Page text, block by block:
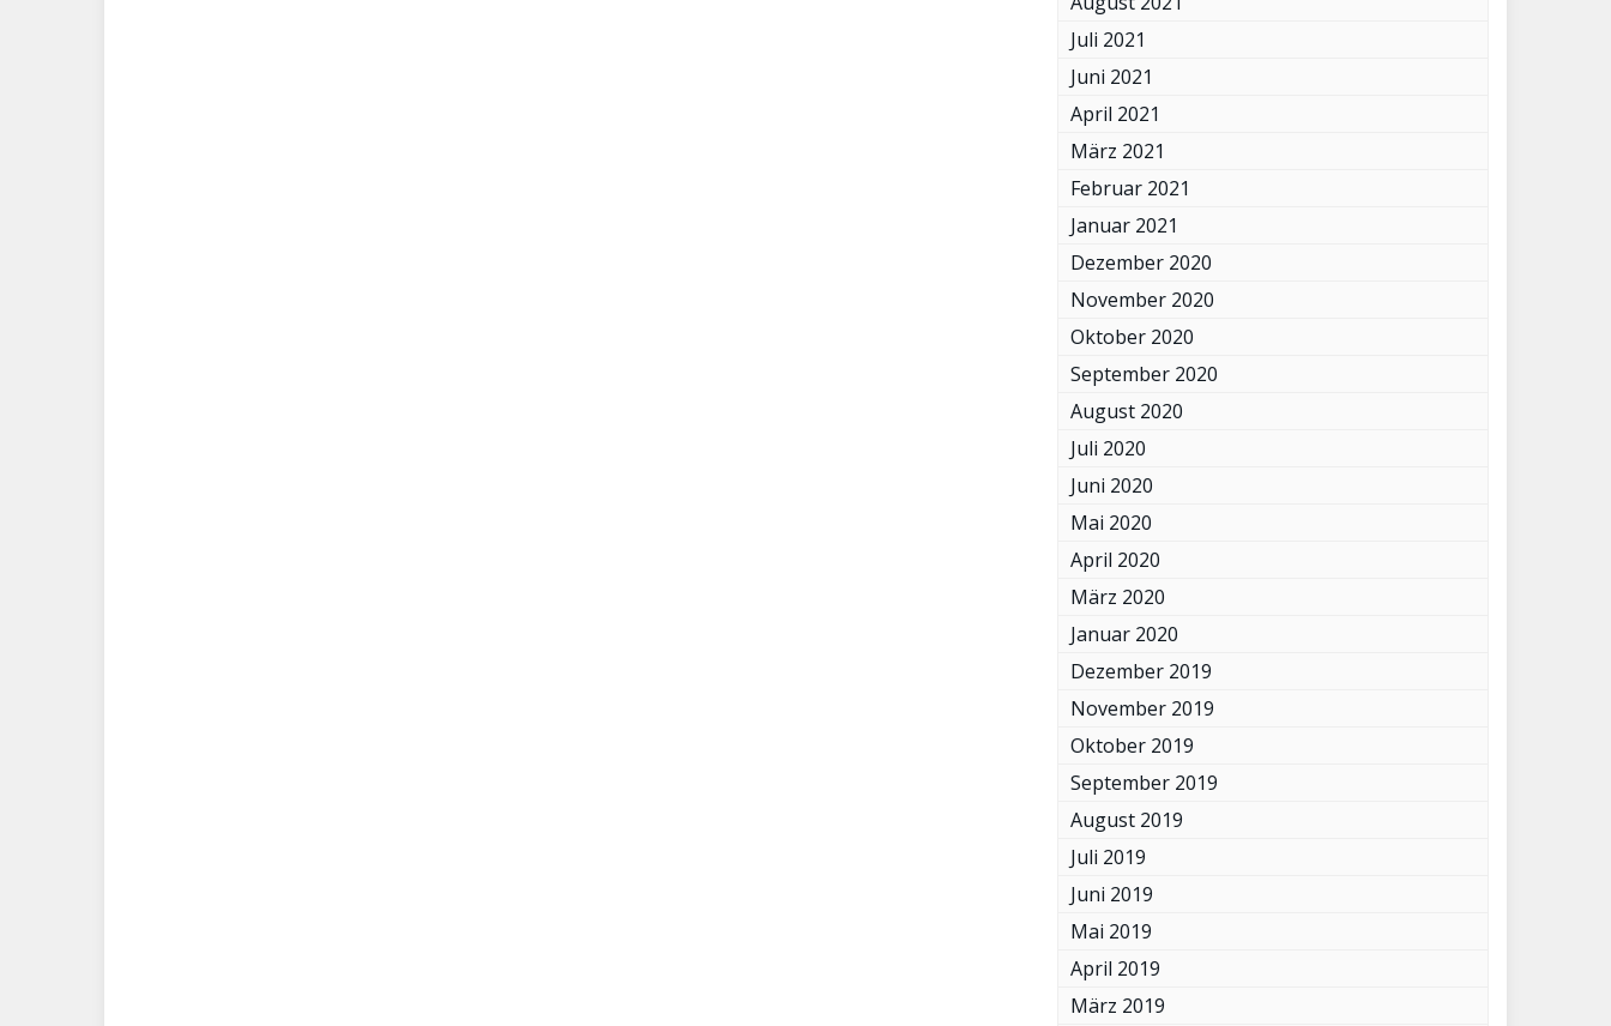
Juli 2021
Juni 2021
April 2021
März 2021
Februar 2021
Januar 2021
Dezember 2020
November 2020
Oktober 2020
September 2020
August 2020
Juli 2020
Juni 2020
Mai 2020
April 2020
März 2020
Januar 2020
Dezember 2019
November 2019
Oktober 2019
September 2019
August 2019
Juli 2019
Juni 2019
Mai 2019
April 2019
März 2019